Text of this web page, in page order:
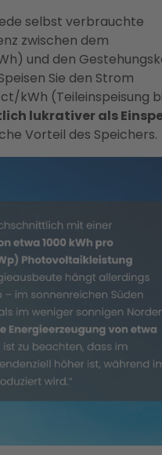
selbst verbrauchte
zwischen dem
und den
Sie den Strom
kWh (Teileinspeisung
lukrativer als
Vorteil des Speichers.